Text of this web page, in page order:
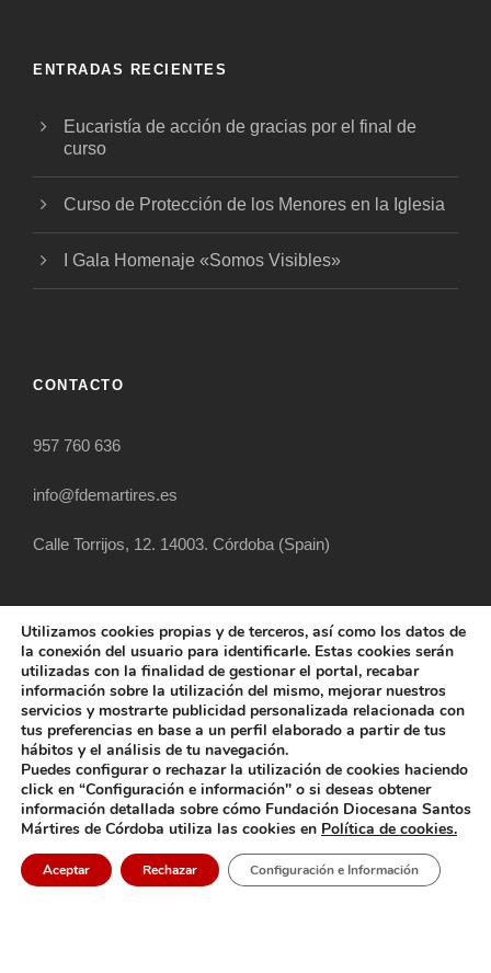
ENTRADAS RECIENTES
Eucaristía de acción de gracias por el final de
curso
Curso de Protección de los Menores en la Iglesia
I Gala Homenaje «Somos Visibles»
CONTACTO
957 760 636
info@fdemartires.es
Calle Torrijos, 12. 14003. Córdoba (Spain)
COPYRIGHT 2025 FUNDACIÓN DIOCESANA
SANTOS MÁRTIRES, ALL RIGHT RESERVED
POLÍTICA DE COOKIES AVISO LEGAL
POLÍTICA DE PRIVACIDAD POLÍTICA EXTERNA
Utilizamos cookies propias y de terceros, así como los datos de
la conexión del usuario para identificarle. Estas cookies serán
utilizadas con la finalidad de gestionar el portal, recabar
información sobre la utilización del mismo, mejorar nuestros
servicios y mostrarte publicidad personalizada relacionada con
tus preferencias en base a un perfil elaborado a partir de tus
hábitos y el análisis de tu navegación.
Puedes configurar o rechazar la utilización de cookies haciendo
click en “Configuración e información" o si deseas obtener
información detallada sobre cómo Fundación Diocesana Santos
Mártires de Córdoba utiliza las cookies en Política de cookies.
Aceptar Rechazar Configuración e Información